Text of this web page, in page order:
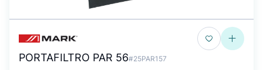
PORTAFILTRO PAR 56#25PAR157